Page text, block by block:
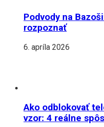
Podvody na
rozpoznať
6. apríla 2026
Ako odblokovať
vzor: 4 reálne